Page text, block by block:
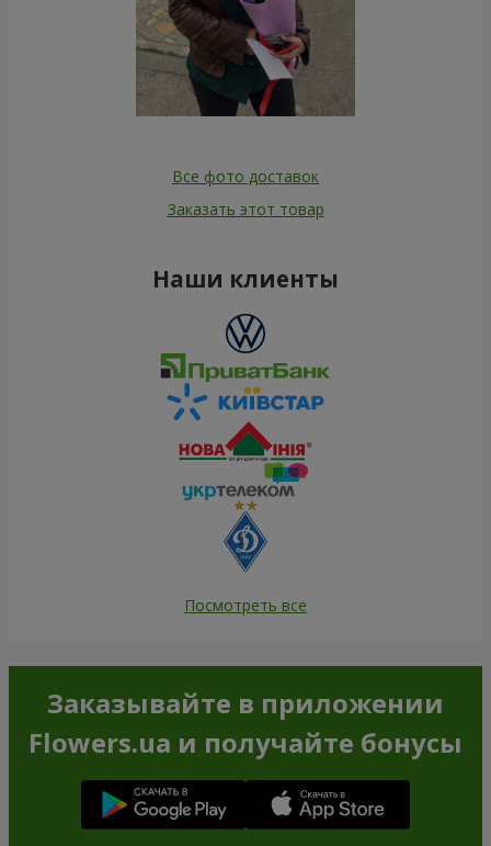
Все фото доставок
Заказать этот товар
Наши клиенты
Посмотреть все
Заказывайте в приложении
Flowers.ua и получайте бонусы